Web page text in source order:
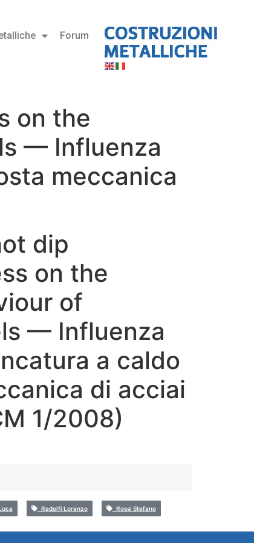
Forum
on the
— Influenza
meccanica
dip
on the
of
— Influenza
a caldo
di acciai
1/2008)
Redolfi Lorenzo Rossi Stefano